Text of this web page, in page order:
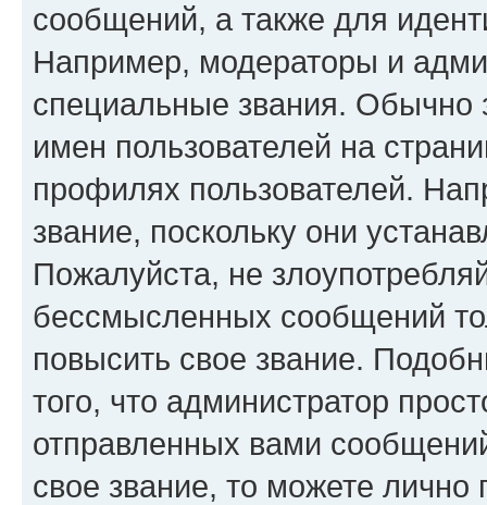
сообщений, а также для
Например, модераторы и
специальные звания. Обычно
имен пользователей на
профилях пользователей.
звание, поскольку они
Пожалуйста, не
бессмысленных сообщений
повысить свое звание.
того, что администратор
отправленных вами
свое звание, то можете лично